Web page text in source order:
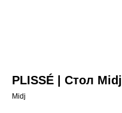
PLISSÉ | Стол Midj
Midj